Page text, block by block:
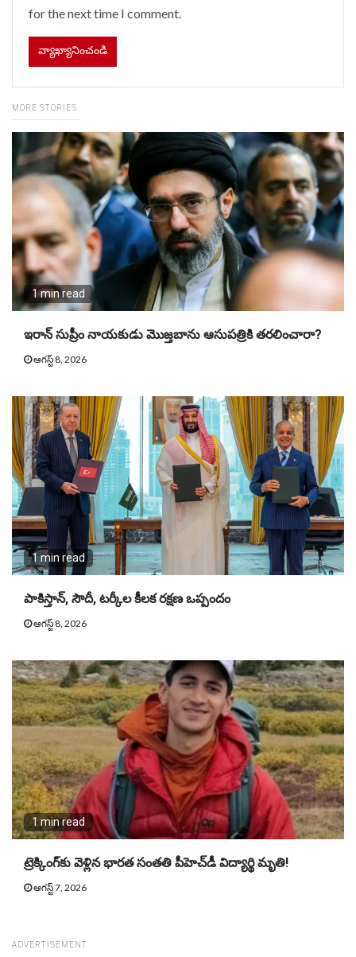
for the next time I comment.
MORE STORIES
1 min read
ఇరాన్ సుప్రీం నాయకుడు మొజ్తబాను ఆసుపత్రికి తరలించారా?
ఆగస్ట్ 8, 2026
1 min read
పాకిస్తాన్, సౌదీ, టర్కీల కీలక రక్షణ ఒప్పందం
ఆగస్ట్ 8, 2026
1 min read
ట్రెక్కింగ్‌కు వెళ్లిన భార‌త సంత‌తి పీహెచ్‌డీ విద్యార్థి మృతి!
ఆగస్ట్ 7, 2026
ADVERTISEMENT